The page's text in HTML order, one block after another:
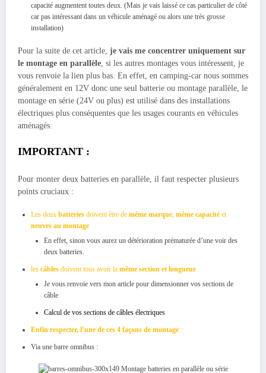
capacité augmentent toutes deux. (Mais je vais laissé ce cas particulier de côté
car pas intéressant dans un véhicule aménagé ou alors une très grosse
installation)
Pour la suite de cet article, je vais me concentrer uniquement sur
le montage en parallèle, si les autres montages vous intéressent, je
vous renvoie la lien plus bas. En effet, en camping-car nous sommes
généralement en 12V donc une seul batterie ou montage parallèle, le
montage en série (24V ou plus) est utilisé dans des installations
électriques plus conséquentes que les usages courants en véhicules
aménagés.
IMPORTANT :
Pour monter deux batteries en parallèle, il faut respecter plusieurs
points cruciaux :
Les deux batteries doivent être de même marque, même capacité et
neuves au montage
En effet, sinon vous aurez un détérioration prématurée d’une voir des
deux batteries.
les câbles doivent tous avoir la même section et longueur
Je vous renvoie vers mon article pour dimensionner vos sections de
câble
Calcul de vos sections de câbles électriques
Enfin respecter, l’une de ces 4 façons de montage :
Via une barre omnibus :